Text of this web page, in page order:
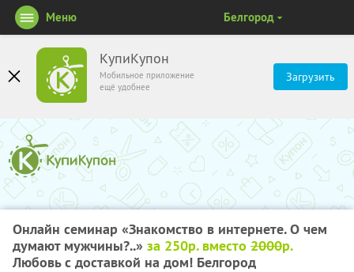
КупиКупон
Мобильное приложение
ещё удобнее
Загрузить
Меню Белгород
Онлайн семинар «Знакомство в интернете. О чем
думают мужчины?..» за 250р. вместо 2000р.
Любовь с доставкой на дом! Белгород